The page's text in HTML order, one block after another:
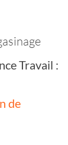
Travail :
de